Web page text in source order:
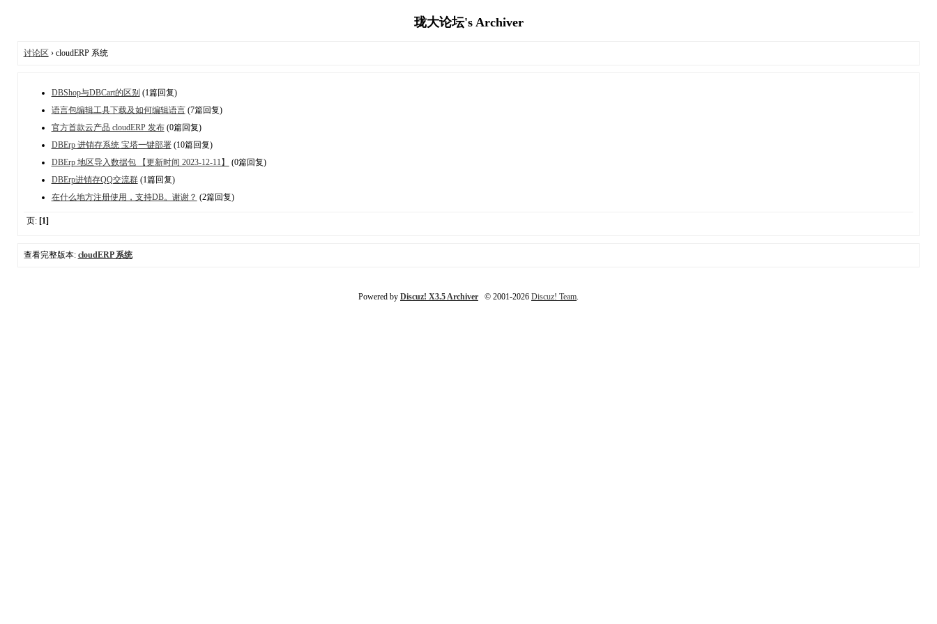
珑大论坛's Archiver
讨论区 › cloudERP 系统
DBShop与DBCart的区别 (1篇回复)
语言包编辑工具下载及如何编辑语言(7篇回复)
官方首款云产品 cloudERP 发布(0篇回复)
DBErp 进销存系统 宝塔一键部署(10篇回复)
DBErp 地区导入数据包 【更新时间 2023-12-11】
(0篇回复)
DBErp进销存QQ交流群(1篇回复)
在什么地方注册使用，支持DB。谢谢？ (2篇回复)
页: [1]
查看完整版本: cloudERP 系统
Powered by Discuz! X3.5 Archiver © 2001-2026 Discuz! Team.